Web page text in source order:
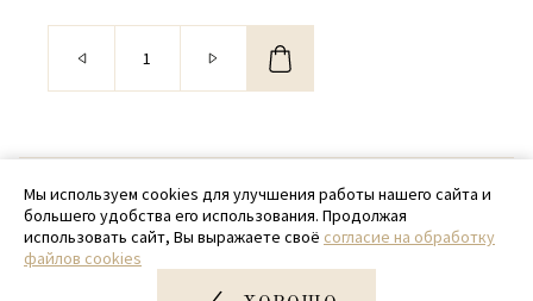
© 2020 - 2026 SamPack
+ 7 (918) 699-97-87
zakaz@sampack.store
Мы используем cookies для улучшения работы нашего сайта и
большего удобства его использования. Продолжая
использовать сайт, Вы выражаете своё согласие на обработку
файлов cookies